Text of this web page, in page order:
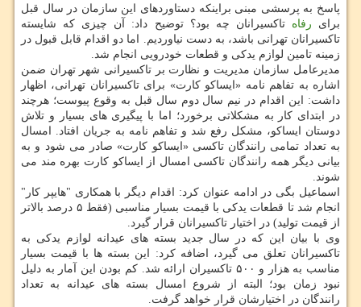
پاسخ به پرسشی مبنی براینکه دستاوردهای این سازمان در سال قبل
برای رفاه تاکسیرانان چه بود؟ توضیح داد: آن چیزی که شایسته
تاکسیرانان تهرانی باشد، به دست نیاوردیم. اما دو اقدام قابل قبول در
زمینه تامین لوازم یدکی و قطعات خودرویی انجام شد.
مدیرعامل سازمان مدیریت و نظارت بر تاکسیرانی شهر تهران ضمن
اشاره به تفاهم نامه «ایساکو کارت» برای تاکسیرانان تهرانی، اظهار
داشت: این اقدام در نیم سال دوم سال قبل به وقوع پیوست؛ هرچند
در ابتدای کار به مشکلاتی برخورد؛ اما با پیگیری های بسیار و تلاش
دوستان ایساکو، مشکل رفع شد و تفاهم نامه به جریان افتاد. امسال
به تعداد تمامی رانندگان تاکسی «ایساکو کارت» صادر می شود و به
بیانی دیگر همه رانندگان تاکسی امسال از ایساکو کارت بهره مند می
شوند.
اسماعیل بگی در ادامه عنوان کرد: اقدام دیگر با همکاری "هایپر کار"
انجام شد تا قطعات یدکی با قیمت بسیار مناسبی (فقط ۵ درصد بالاتر
از قیمت تولید) در اختیار تاکسیرانان قرار گیرد.
وی با بیان این که در سال جدید بسته های عیدانه لوازم یدکی به
تاکسیرانان تعلق می گیرد، اضافه کرد: این بسته ها با قیمت بسیار
مناسب به هزار و ۵۰۰ تاکسیران ارائه شد. کم بودن این آمار به دلیل
نبود زمان بود؛ البته از شروع امسال بسته های عیدانه به تعداد
رانندگان در اختیارشان قرار خواهد گرفت.